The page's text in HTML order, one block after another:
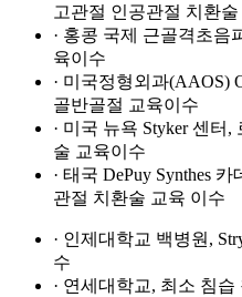
고관절 인공관절 치환
· 홍콩 국제 근골격초음
육이수
· 미국정형외과(AAOS)
골반골절 교육이수
· 미국 뉴욕 Styker 센터
술 교육이수
· 태국 DePuy Synthes
관절 치환술 교육 이수
· 인제대학교 백병원,
수
· 연세대학교, 최소 침